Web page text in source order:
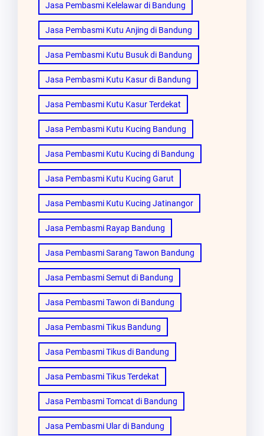
Jasa Pembasmi Kelelawar di Bandung
Jasa Pembasmi Kutu Anjing di Bandung
Jasa Pembasmi Kutu Busuk di Bandung
Jasa Pembasmi Kutu Kasur di Bandung
Jasa Pembasmi Kutu Kasur Terdekat
Jasa Pembasmi Kutu Kucing Bandung
Jasa Pembasmi Kutu Kucing di Bandung
Jasa Pembasmi Kutu Kucing Garut
Jasa Pembasmi Kutu Kucing Jatinangor
Jasa Pembasmi Rayap Bandung
Jasa Pembasmi Sarang Tawon Bandung
Jasa Pembasmi Semut di Bandung
Jasa Pembasmi Tawon di Bandung
Jasa Pembasmi Tikus Bandung
Jasa Pembasmi Tikus di Bandung
Jasa Pembasmi Tikus Terdekat
Jasa Pembasmi Tomcat di Bandung
Jasa Pembasmi Ular di Bandung